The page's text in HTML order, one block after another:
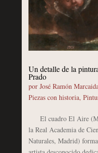
Un detalle de la
Prado
por José Ramón
Piezas con historia,
El cuadro El Aire
la Real Academia de
Naturales, Madrid)